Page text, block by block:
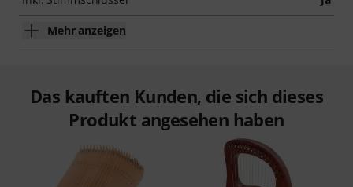
Mehr anzeigen
Das kauften Kunden, die sich dieses
Produkt angesehen haben